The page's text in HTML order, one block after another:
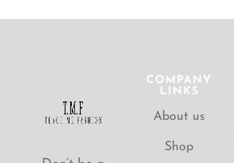
COMPANY
LINKS
About us
Shop